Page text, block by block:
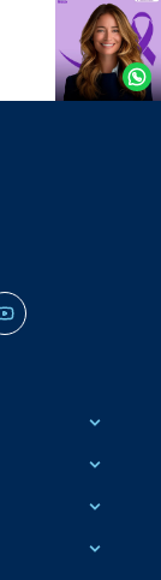
Agende
Whatsapp